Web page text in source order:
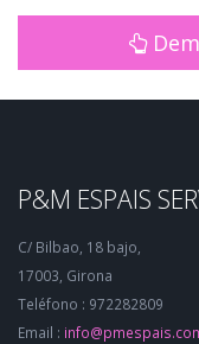
P&M ESPAIS
C/ Bilbao, 18 bajo,
17003, Girona
Teléfono : 972282809
Email :